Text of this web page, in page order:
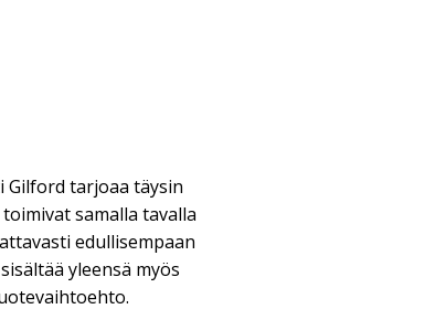
Gilford tarjoaa täysin
samalla tavalla
edullisempaan
yleensä myös